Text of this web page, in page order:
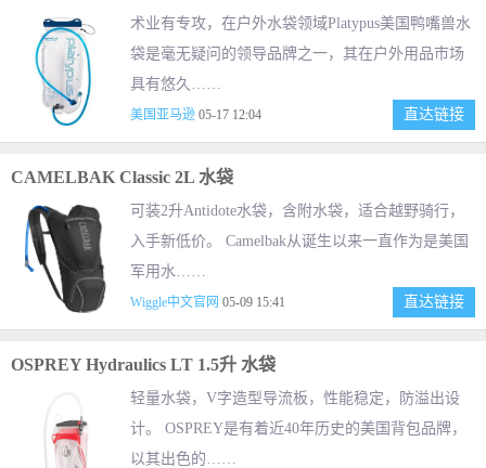
术业有专攻，在户外水袋领域Platypus美国鸭嘴兽水
袋是毫无疑问的领导品牌之一，其在户外用品市场
具有悠久……
美国亚马逊 05-17 12:04 直达链接
CAMELBAK Classic 2L 水袋
可装2升Antidote水袋，含附水袋，适合越野骑行，
入手新低价。 Camelbak从诞生以来一直作为是美国
军用水……
Wiggle中文官网 05-09 15:41 直达链接
OSPREY Hydraulics LT 1.5升 水袋
轻量水袋，V字造型导流板，性能稳定，防溢出设
计。 OSPREY是有着近40年历史的美国背包品牌，
以其出色的……